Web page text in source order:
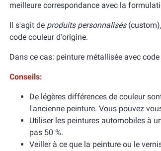
meilleure correspondance avec la
Il s'agit de produits personnalisés
code couleur d'origine.
Dans ce cas: peinture métallisée avec
Conseils:
De légères différences de couleur
l'ancienne peinture. Vous pouvez
Utiliser les peintures automobiles à
pas 50 %.
Veiller à ce que la peinture ou le